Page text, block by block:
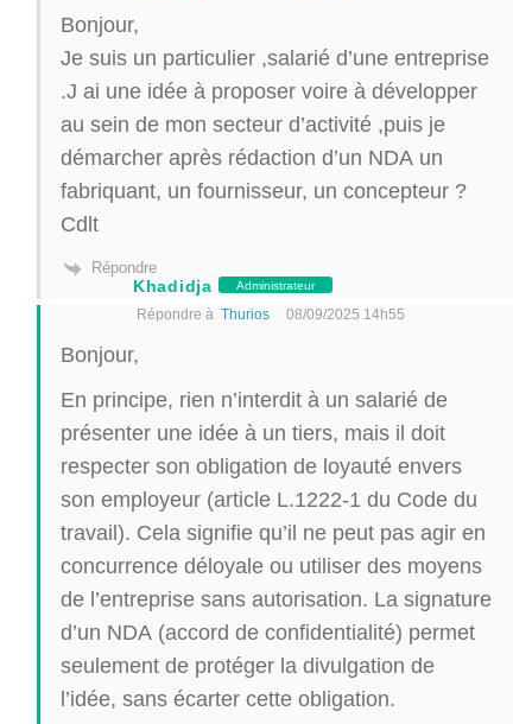
Bonjour,
Je suis un particulier ,salarié d’une entreprise
.J ai une idée à proposer voire à développer
au sein de mon secteur d’activité ,puis je
démarcher après rédaction d’un NDA un
fabriquant, un fournisseur, un concepteur ?
Cdlt
Répondre
Khadidja Administrateur
Répondre à Thurios 08/09/2025 14h55
Bonjour,
En principe, rien n’interdit à un salarié de
présenter une idée à un tiers, mais il doit
respecter son obligation de loyauté envers
son employeur (article L.1222-1 du Code du
travail). Cela signifie qu’il ne peut pas agir en
concurrence déloyale ou utiliser des moyens
de l’entreprise sans autorisation. La signature
d’un NDA (accord de confidentialité) permet
seulement de protéger la divulgation de
l’idée, sans écarter cette obligation.